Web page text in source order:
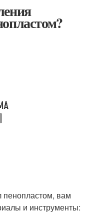
пенопластом, вам
и инструменты: